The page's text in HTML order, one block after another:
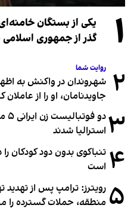
۱
یکی از بستگان
گذر از جمهوری
۲ روایت شما
شهروندان در واکنش به
جاویدنامان، او را از
۳ استرالیا شدند
۴ تنباکوی بدون دود کودکان را
است
۵ رویترز: ترامپ پس از
منطقه، حملات گسترده را